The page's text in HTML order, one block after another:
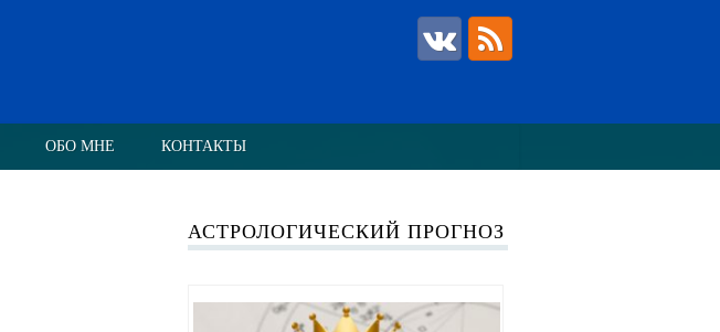
ОБО МНЕ КОНТАКТЫ
АСТРОЛОГИЧЕСКИЙ ПРОГНОЗ